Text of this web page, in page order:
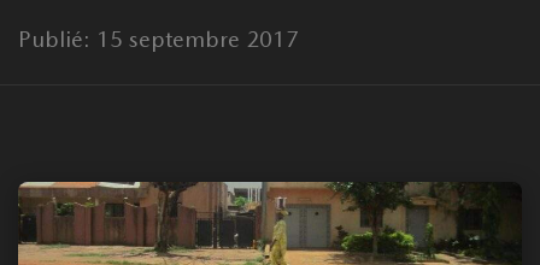
Publié: 15 septembre 2017